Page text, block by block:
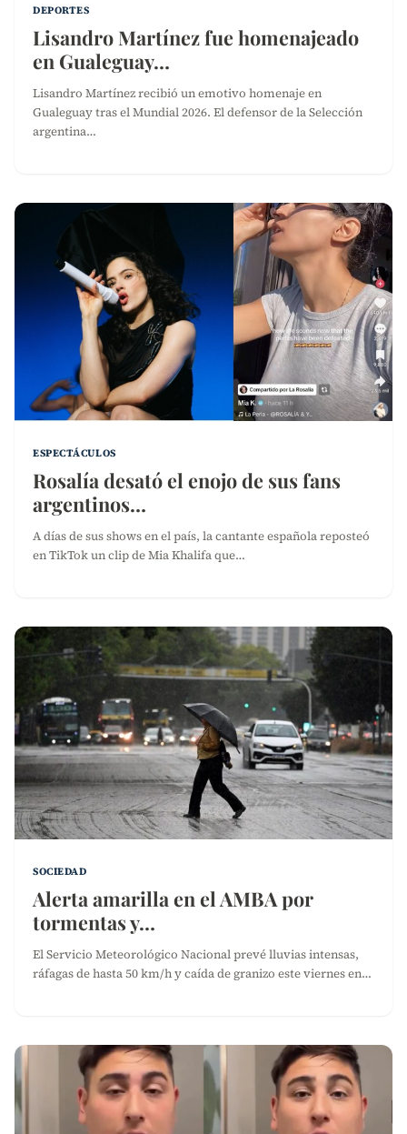
DEPORTES
Lisandro Martínez fue homenajeado
en Gualeguay…
Lisandro Martínez recibió un emotivo homenaje en
Gualeguay tras el Mundial 2026. El defensor de la Selección
argentina…
ESPECTÁCULOS
Rosalía desató el enojo de sus fans
argentinos…
A días de sus shows en el país, la cantante española reposteó
en TikTok un clip de Mia Khalifa que…
SOCIEDAD
Alerta amarilla en el AMBA por
tormentas y…
El Servicio Meteorológico Nacional prevé lluvias intensas,
ráfagas de hasta 50 km/h y caída de granizo este viernes en…